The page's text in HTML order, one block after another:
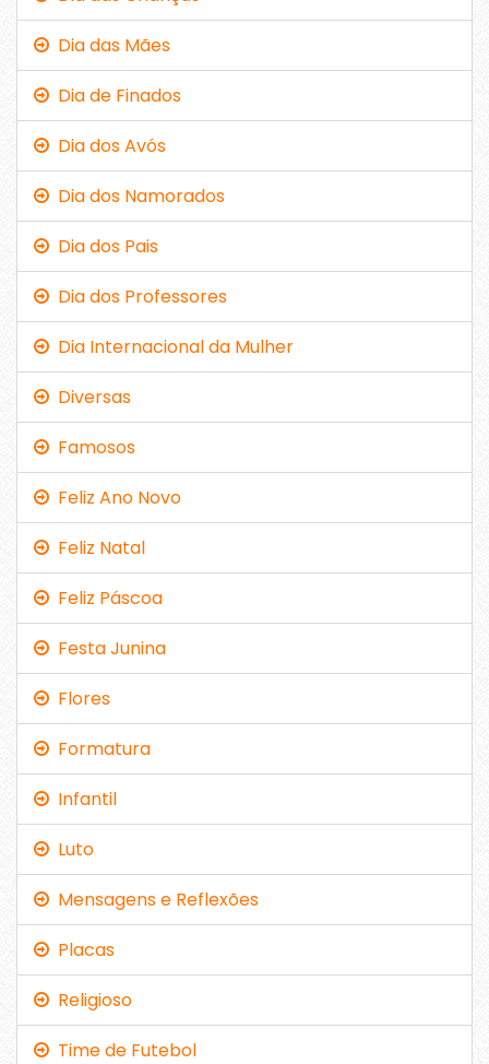
Dia das Mães
Dia de Finados
Dia dos Avós
Dia dos Namorados
Dia dos Pais
Dia dos Professores
Dia Internacional da Mulher
Diversas
Famosos
Feliz Ano Novo
Feliz Natal
Feliz Páscoa
Festa Junina
Flores
Formatura
Infantil
Luto
Mensagens e Reflexões
Placas
Religioso
Time de Futebol